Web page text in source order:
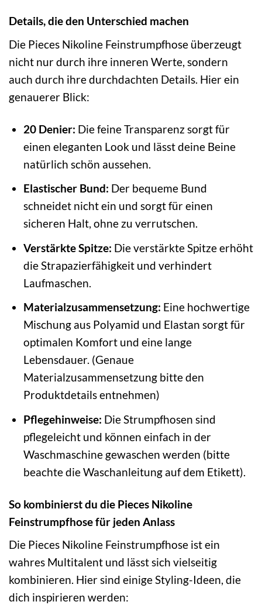
Details, die den Unterschied machen
Die Pieces Nikoline Feinstrumpfhose überzeugt
nicht nur durch ihre inneren Werte, sondern
auch durch ihre durchdachten Details. Hier ein
genauerer Blick:
20 Denier: Die feine Transparenz sorgt für
einen eleganten Look und lässt deine Beine
natürlich schön aussehen.
Elastischer Bund: Der bequeme Bund
schneidet nicht ein und sorgt für einen
sicheren Halt, ohne zu verrutschen.
Verstärkte Spitze: Die verstärkte Spitze erhöht
die Strapazierfähigkeit und verhindert
Laufmaschen.
Materialzusammensetzung: Eine hochwertige
Mischung aus Polyamid und Elastan sorgt für
optimalen Komfort und eine lange
Lebensdauer. (Genaue
Materialzusammensetzung bitte den
Produktdetails entnehmen)
Pflegehinweise: Die Strumpfhosen sind
pflegeleicht und können einfach in der
Waschmaschine gewaschen werden (bitte
beachte die Waschanleitung auf dem Etikett).
So kombinierst du die Pieces Nikoline
Feinstrumpfhose für jeden Anlass
Die Pieces Nikoline Feinstrumpfhose ist ein
wahres Multitalent und lässt sich vielseitig
kombinieren. Hier sind einige Styling-Ideen, die
dich inspirieren werden: